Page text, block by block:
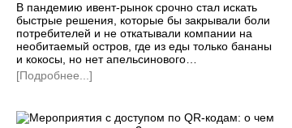
В пандемию ивент-рынок срочно стал искать
быстрые решения, которые бы закрывали боли
потребителей и не откатывали компании на
необитаемый остров, где из еды только бананы
и кокосы, но нет апельсинового…
[Подробнее...]